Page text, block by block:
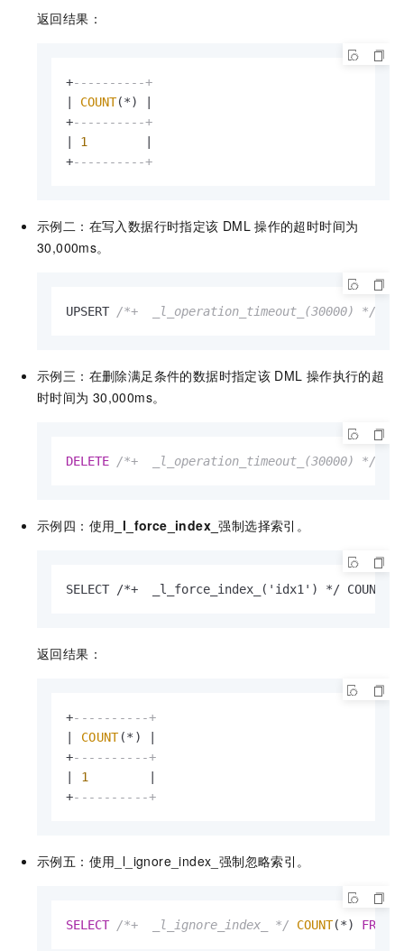
返回结果：
+----------+
COUNT(*)
+----------+
1
+----------+
示例二：在写入数据行时指定该 DML 操作的超时时间为
30,000ms。
UPSERT /*+  _l_operation_timeout_(30000) */
示例三：在删除满足条件的数据时指定该 DML 操作执行的超
时时间为 30,000ms。
DELETE /*+  _l_operation_timeout_(30000) */
示例四：使用 _l_force_index_强制选择索引。
SELECT /*+  _l_force_index_('idx1') */
返回结果：
+----------+
COUNT(* )
+----------+
1
+----------+
示例五：使用_l_ignore_index_强制忽略索引。
SELECT /*+  _l_ignore_index_ */ COUNT(*) FROM